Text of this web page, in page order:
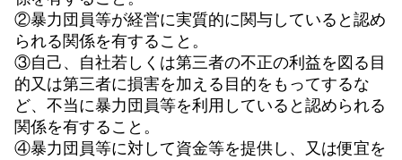
②暴力団員等が経営に実質的に関与していると認め
られる関係を有すること。
③自己、自社若しくは第三者の不正の利益を図る目
的又は第三者に損害を加える目的をもってするな
ど、不当に暴力団員等を利用していると認められる
関係を有すること。
④暴力団員等に対して資金等を提供し、又は便宜を